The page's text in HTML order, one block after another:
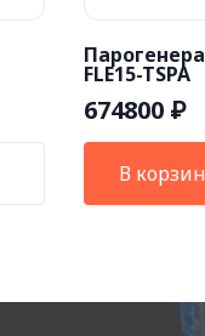
FLE15-TSPA
674800 ₽
В